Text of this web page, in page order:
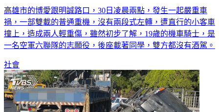
高雄市的博愛跟明誠路口，30日凌晨兩點，發生一起嚴重車
禍，一部雙載的普通重機，沒有兩段式左轉，遭直行的小客車
撞上，造成兩人輕重傷，雖然初步了解，19歲的機車騎士，是
一名空軍六聯隊的志願役，後座載著同學，雙方都沒有酒駕。
社會